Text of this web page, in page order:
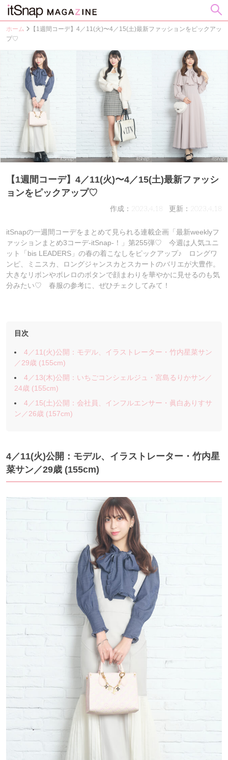
ホーム
【1週間コーデ】4／11(火)〜4／15(土)最新ファッションをピックアッ
プ♡
【1週間コーデ】4／11(火)〜4／15(土)最新ファッシ
ョンをピックアップ♡
作成：2023.4.18 更新：2023.4.18
itSnapの一週間コーデをまとめて見られる連載企画「最新weeklyフ
ァッションまとめ3コーデ-itSnap-！」第255弾♡ 今週は人気ユニ
ット「bis LEADERS」の春の着こなしをピックアップ♪ ロングワ
ンピ、ミニスカ、ロングジャンスカとスカートのバリエが大豊作。
大きなリボンやボレロのボタンで顔まわりを華やかに見せるのも気
分みたい♡ 春服の参考に、ぜひチェクしてみて！
目次
4／11(火)公開：モデル、イラストレーター・竹内星菜サン
／29歳 (155cm)
4／13(木)公開：いちごコンシェルジュ・宮島るりかサン／
24歳 (155cm)
4／15(土)公開：会社員、インフルエンサー・眞白ありすサ
ン／26歳 (157cm)
4／11(火)公開：モデル、イラストレーター・竹内星
菜サン／29歳 (155cm)